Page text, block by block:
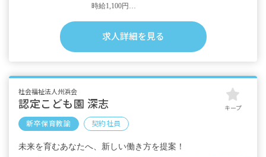
ビニが多数あり、ショッピングモールもある
時給1,100円
■7:30～9:00、16:00〜19:00勤務の場合
時給1,200円
交通費支給 200円／日
※試用期間：1カ月／同条件
※契約期間／年度契約 2025年3月末までの契
約となります（年次ごとの更新制度）
求人詳細を見る
社会福祉法人州浜会
認定こども園 深志
新卒保育教諭 契約社員
キープ
未来を育むあなたへ、新しい働き方を提案！